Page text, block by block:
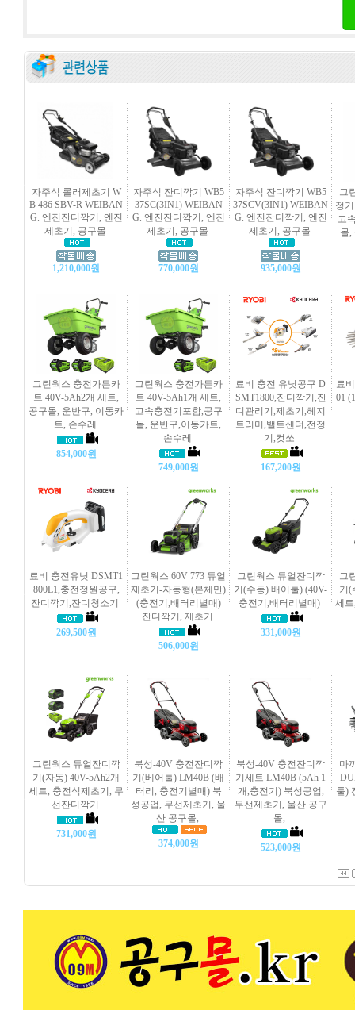
자주식 롤러제초기 W
B 486 SBV-R WEIBAN
G. 엔진잔디깍기, 엔진
제초기, 공구몰
1,210,000원
자주식 잔디깍기 WB5
37SC(3IN1) WEIBAN
G. 엔진잔디깍기, 엔진
제초기, 공구몰
770,000원
자주식 잔디깍기 WB5
37SCV(3IN1) WEIBAN
G. 엔진잔디깍기, 엔진
제초기, 공구몰
935,000원
그
정
고
몰,
그린웍스 충전가든카
트 40V-5Ah2개 세트,
공구몰, 운반구, 이동카
트, 손수레
854,000원
그린웍스 충전가든카
트 40V-5Ah1개 세트,
고속충전기포함,공구
몰, 운반구,이동카트,
손수레
749,000원
료비 충전 유닛공구 D
SMT1800,잔디깍기,잔
디관리기,제초기,헤지
트리머,밸트샌더,전정
기,컷쏘
167,200원
료
01
료비 충전유닛 DSMT1
800L1,충전정원공구,
잔디깍기,잔디청소기
269,500원
그린웍스 60V 773 듀얼
제초기-자동형(본체만)
(충전기,배터리별매)
잔디깍기, 제초기
506,000원
그린웍스 듀얼잔디깍
기(수동) 배어툴) (40V-
충전기,배터리별매)
331,000원
그
기(
세
그린웍스 듀얼잔디깍
기(자동) 40V-5Ah2개
세트, 충전식제초기, 무
선잔디깍기
731,000원
북성-40V 충전잔디깍
기(베어툴) LM40B (배
터리, 충전기별매) 북
성공업, 무선제초기, 울
산 공구몰,
374,000원
북성-40V 충전잔디깍
기세트 LM40B (5Ah 1
개,충전기) 북성공업,
무선제초기, 울산 공구
몰,
523,000원
마
툴)